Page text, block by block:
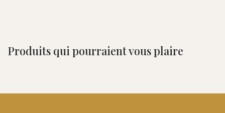
Produits qui pourraient vous plaire